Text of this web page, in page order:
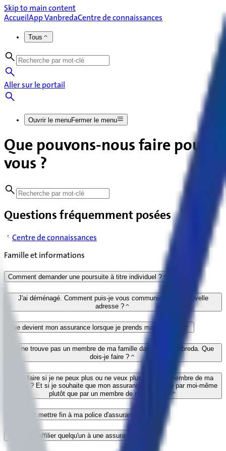
Skip to main content
Accueil App VanbredaCentre de connaissances
Tous
Aller sur le portail
Ouvrir le menuFermer le menu
Que pouvons-nous faire pour
vous ?
Questions fréquemment posées
Centre de connaissances
Famille et informations
Comment demander une poursuite à titre individuel ?
J'ai déménagé. Comment puis-je vous communiquer ma nouvelle
adresse ?
Que devient mon assurance lorsque je prends ma pension ?
Je ne trouve pas un membre de ma famille dans l'app Vanbreda. Que
dois-je faire ?
Que faire si je ne peux plus ou ne veux plus gérer un membre de ma
famille ? Et si je souhaite que mon assurance soit gérée par moi-même
plutôt que par un membre de ma famille ?
Comment mettre fin à ma police d'assurance ?
Comment affilier quelqu'un à une assurance ?